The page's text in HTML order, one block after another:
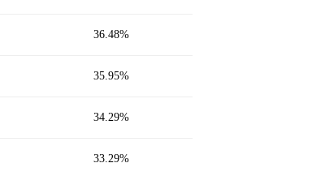
36.48%
35.95%
34.29%
33.29%